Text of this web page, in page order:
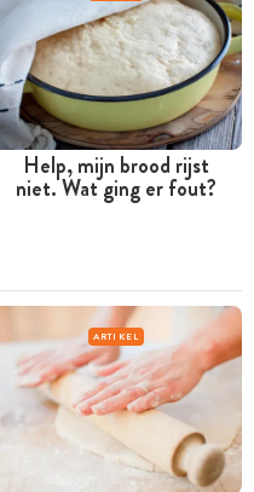
Help, mijn brood rijst
niet. Wat ging er fout?
ARTIKEL